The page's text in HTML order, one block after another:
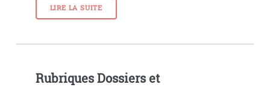
LIRE LA SUITE
Rubriques Dossiers et